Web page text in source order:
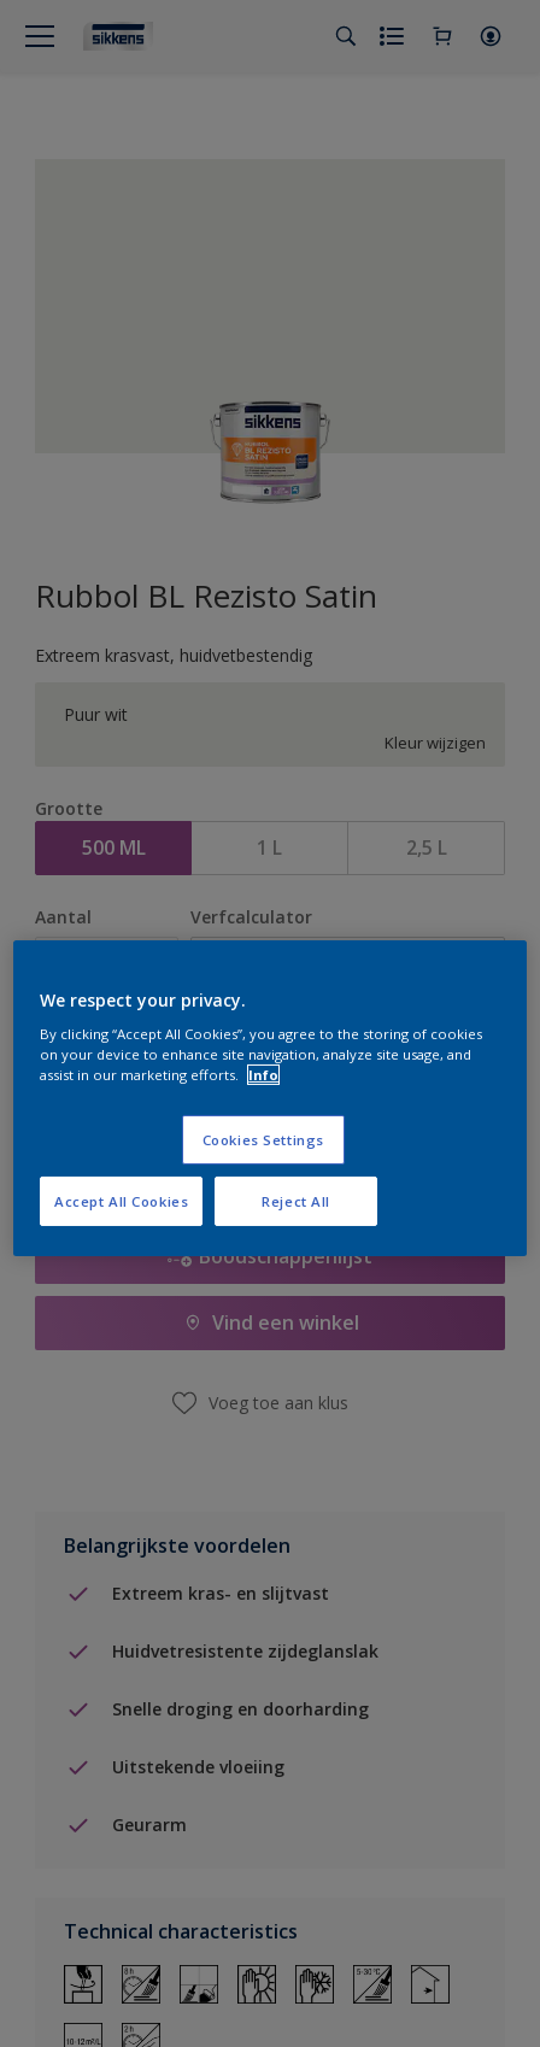
Rubbol BL Rezisto Satin
Extreem krasvast, huidvetbestendig
Puur wit
Kleur wijzigen
Grootte
500 ML 1 L 2,5 L
Aantal Verfcalculator
Op dit moment is het niet mogelijk dit product online
te bestellen. Houd de website in de gaten, we werken
Boodschappenlijst
Vind een winkel
Voeg toe aan klus
Belangrijkste voordelen
Extreem kras- en slijtvast
Huidvetresistente zijdeglanslak
Snelle droging en doorharding
Uitstekende vloeiing
Geurarm
Technical characteristics
We respect your privacy.
By clicking “Accept All Cookies”, you agree to the storing of cookies
on your device to enhance site navigation, analyze site usage, and
assist in our marketing efforts.
Info
Cookies Settings
Reject All
Accept All Cookies